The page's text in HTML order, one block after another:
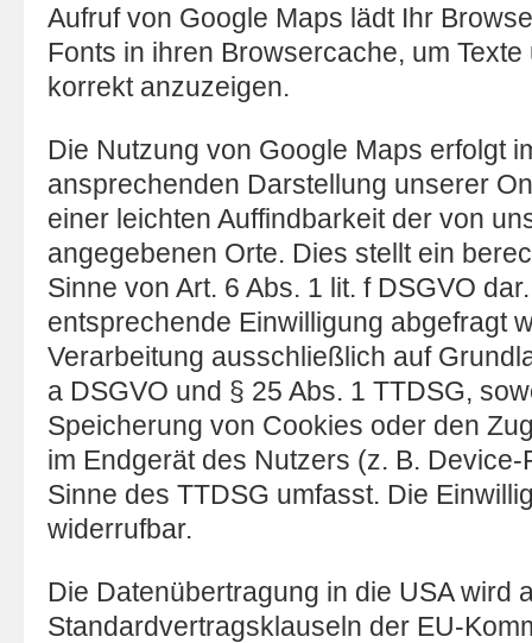
Aufruf von Google Maps lädt Ihr
Fonts in ihren Browsercache, um
korrekt anzuzeigen.
Die Nutzung von Google Maps erfolgt
ansprechenden Darstellung unserer
einer leichten Auffindbarkeit der von
angegebenen Orte. Dies stellt ein
Sinne von Art. 6 Abs. 1 lit. f DSGVO
entsprechende Einwilligung abgefragt
Verarbeitung ausschließlich auf
a DSGVO und § 25 Abs. 1 TTDSG,
Speicherung von Cookies oder den
im Endgerät des Nutzers (z. B.
Sinne des TTDSG umfasst. Die
widerrufbar.
Die Datenübertragung in die USA wird
Standardvertragsklauseln der EU-